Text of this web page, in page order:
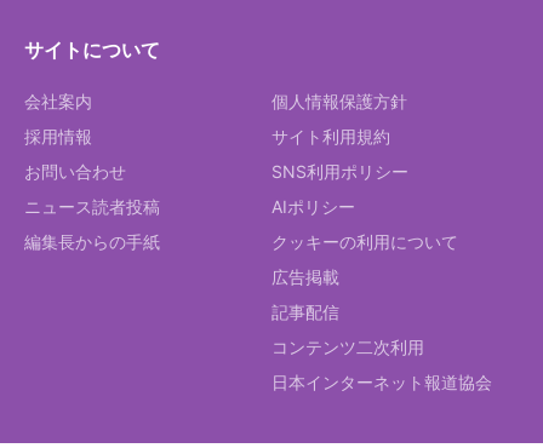
サイトについて
会社案内
採用情報
お問い合わせ
ニュース読者投稿
編集長からの手紙
個人情報保護方針
サイト利用規約
SNS利用ポリシー
AIポリシー
クッキーの利用について
広告掲載
記事配信
コンテンツ二次利用
日本インターネット報道協会